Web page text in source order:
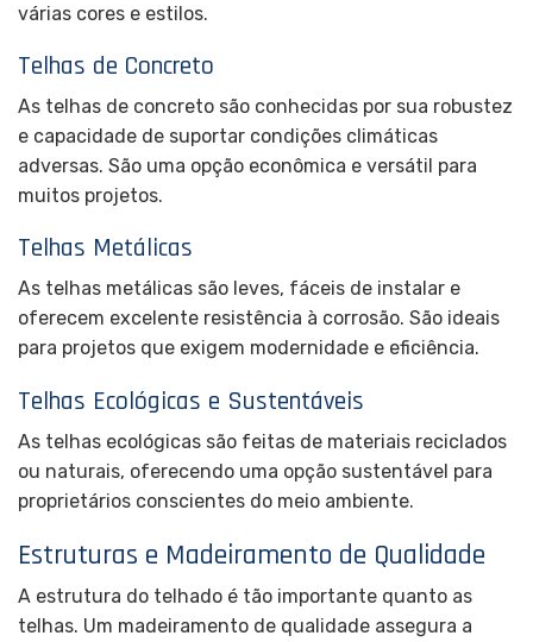
várias cores e estilos.
Telhas de Concreto
As telhas de concreto são conhecidas por sua robustez
e capacidade de suportar condições climáticas
adversas. São uma opção econômica e versátil para
muitos projetos.
Telhas Metálicas
As telhas metálicas são leves, fáceis de instalar e
oferecem excelente resistência à corrosão. São ideais
para projetos que exigem modernidade e eficiência.
Telhas Ecológicas e Sustentáveis
As telhas ecológicas são feitas de materiais reciclados
ou naturais, oferecendo uma opção sustentável para
proprietários conscientes do meio ambiente.
Estruturas e Madeiramento de Qualidade
A estrutura do telhado é tão importante quanto as
telhas. Um madeiramento de qualidade assegura a